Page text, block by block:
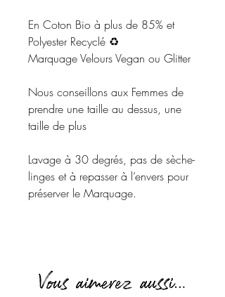
En Coton Bio à plus de 85% et
Polyester Recyclé ♻️
Marquage Velours Vegan ou Glitter
Nous conseillons aux Femmes de
prendre une taille au dessus, une
taille de plus
Lavage à 30 degrés, pas de sèche-
linges et à repasser à l’envers pour
préserver le Marquage.